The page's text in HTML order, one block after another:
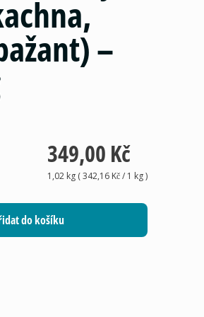
–
349,00 Kč
1,02 kg(342,16 Kč/ 1 kg)
do košíku